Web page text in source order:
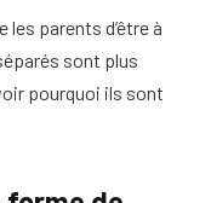
parents d’être à
sont plus
pourquoi ils sont